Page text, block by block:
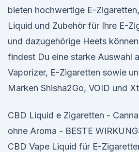
bieten hochwertige E-
Liquid und Zubehör für Ihre E-
und dazugehörige Heets
findest Du eine starke Auswahl
Vaporizer, E-Zigaretten sowie
Marken Shisha2Go, VOID und
CBD Liquid e Zigaretten -
ohne Aroma - BESTE
CBD Vape Liquid für E-